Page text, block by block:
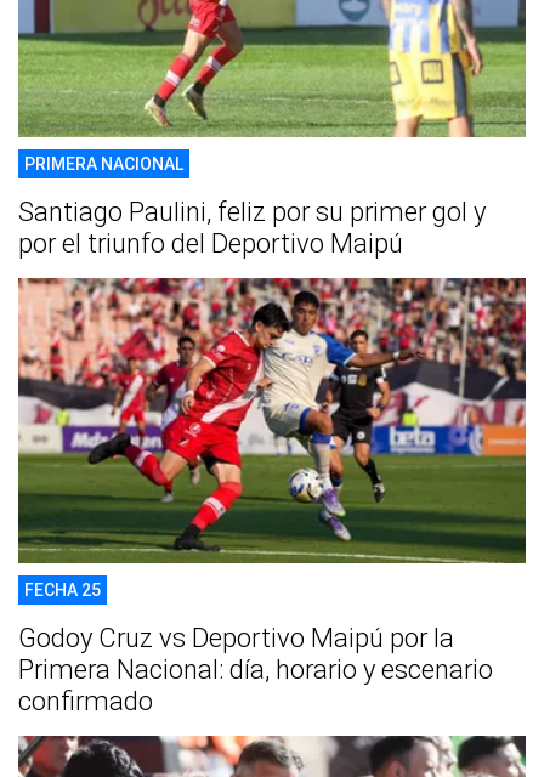
PRIMERA NACIONAL
Santiago Paulini, feliz por su primer gol y
por el triunfo del Deportivo Maipú
FECHA 25
Godoy Cruz vs Deportivo Maipú por la
Primera Nacional: día, horario y escenario
confirmado